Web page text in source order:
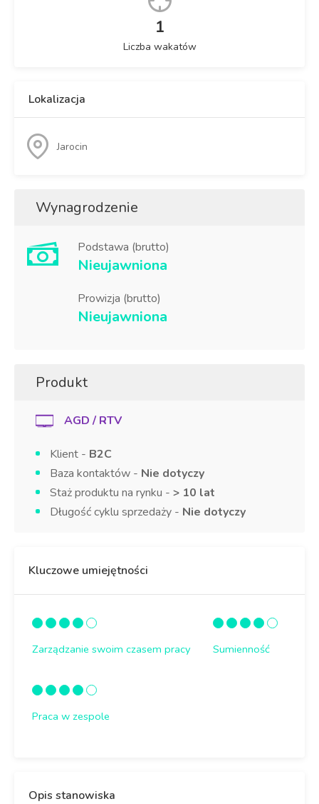
1
Liczba wakatów
Lokalizacja
Jarocin
Wynagrodzenie
Podstawa (brutto)
Nieujawniona
Prowizja (brutto)
Nieujawniona
Produkt
AGD / RTV
Klient - B2C
Baza kontaktów - Nie dotyczy
Staż produktu na rynku - > 10 lat
Długość cyklu sprzedaży - Nie dotyczy
Kluczowe umiejętności
Zarządzanie swoim czasem pracy Sumienność
Praca w zespole
Opis stanowiska